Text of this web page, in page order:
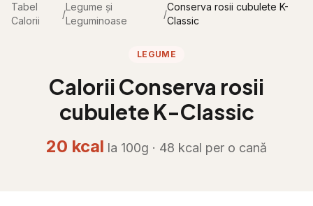
Tabel
Calorii
/
Legume și
Leguminoase
/
Conserva rosii cubulete K-
Classic
LEGUME
Calorii Conserva rosii
cubulete K-Classic
20 kcal la 100g · 48 kcal per o cană